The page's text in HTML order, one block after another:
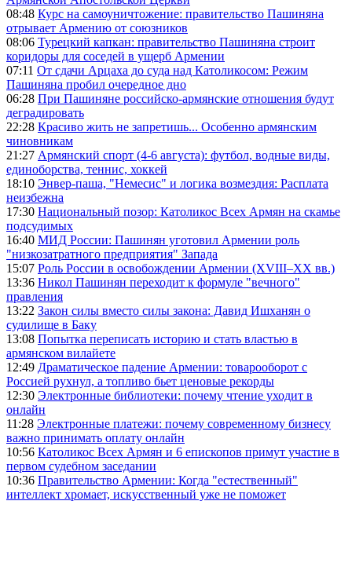
08:48 Курс на самоуничтожение: правительство Пашиняна
отрывает Армению от союзников
08:06 Турецкий капкан: правительство Пашиняна строит
коридоры для соседей в ущерб Армении
07:11 От сдачи Арцаха до суда над Католикосом: Режим
Пашиняна пробил очередное дно
06:28 При Пашиняне российско-армянские отношения будут
деградировать
22:28 Красиво жить не запретишь... Особенно армянским
чиновникам
21:27 Армянский спорт (4-6 августа): футбол, водные виды,
единоборства, теннис, хоккей
18:10 Энвер-паша, "Немесис" и логика возмездия: Расплата
неизбежна
17:30 Национальный позор: Католикос Всех Армян на скамье
подсудимых
16:40 МИД России: Пашинян уготовил Армении роль
"низкозатратного предприятия" Запада
15:07 Роль России в освобождении Армении (XVIII–XX вв.)
13:36 Никол Пашинян переходит к формуле "вечного"
правления
13:22 Закон силы вместо силы закона: Давид Ишханян о
судилище в Баку
13:08 Попытка переписать историю и стать властью в
армянском вилайете
12:49 Драматическое падение Армении: товарооборот с
Россией рухнул, а топливо бьет ценовые рекорды
12:30 Электронные библиотеки: почему чтение уходит в
онлайн
11:28 Электронные платежи: почему современному бизнесу
важно принимать оплату онлайн
10:56 Католикос Всех Армян и 6 епископов примут участие в
первом судебном заседании
10:36 Правительство Армении: Когда "естественный"
интеллект хромает, искусственный уже не поможет